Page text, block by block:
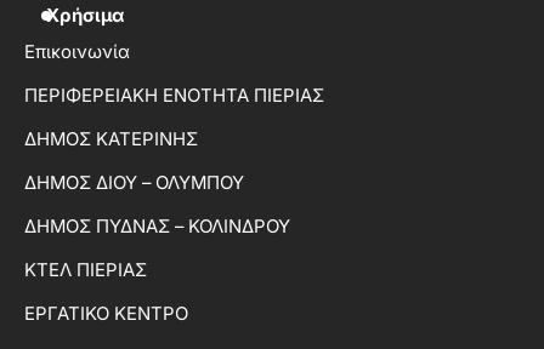
Χρήσιμα
Επικοινωνία
ΠΕΡΙΦΕΡΕΙΑΚΗ ΕΝΟΤΗΤΑ ΠΙΕΡΙΑΣ
ΔΗΜΟΣ ΚΑΤΕΡΙΝΗΣ
ΔΗΜΟΣ ΔΙΟΥ – ΟΛΥΜΠΟΥ
ΔΗΜΟΣ ΠΥΔΝΑΣ – ΚΟΛΙΝΔΡΟΥ
ΚΤΕΛ ΠΙΕΡΙΑΣ
ΕΡΓΑΤΙΚΟ ΚΕΝΤΡΟ